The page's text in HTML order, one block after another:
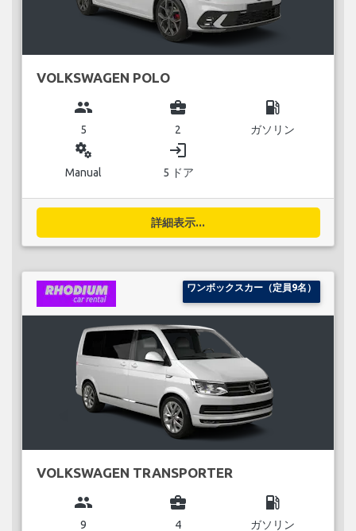
VOLKSWAGEN POLO
group
5
business_center
2
local_gas_station
ガソリン
miscellaneous_services
Manual
login
5 ドア
詳細表示...
ワンボックスカー（定員9名）
VOLKSWAGEN TRANSPORTER
group
9
business_center
4
local_gas_station
ガソリン